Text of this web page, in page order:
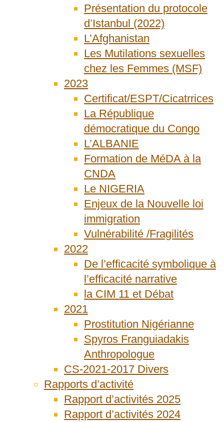
Présentation du protocole
d’Istanbul (2022)
L’Afghanistan
Les Mutilations sexuelles
chez les Femmes (MSF)
2023
Certificat/ESPT/Cicatrrices
La République
démocratique du Congo
L’ALBANIE
Formation de MéDA à la
CNDA
Le NIGERIA
Enjeux de la Nouvelle loi
immigration
Vulnérabilité /Fragilités
2022
De l’efficacité symbolique à
l’efficacité narrative
la CIM 11 et Débat
2021
Prostitution Nigérianne
Spyros Franguiadakis
Anthropologue
CS-2021-2017 Divers
Rapports d’activité
Rapport d’activités 2025
Rapport d’activités 2024